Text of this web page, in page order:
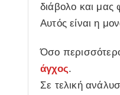
διάβολο και μας
Αυτός είναι η
Όσο
άγχος.
Σε τελική